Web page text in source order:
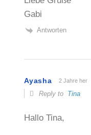
Gabi
Antworten
Ayasha 2 Jahre her
Reply to Tina
Hallo Tina,